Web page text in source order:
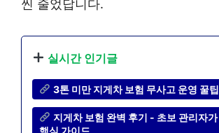
씬 줄었답니다.
실시간 인기글
3톤 미만 지게차 보험 무사고 운영 꿀
지게차 보험 완벽 후기 - 초보 관리자
핵심 가이드